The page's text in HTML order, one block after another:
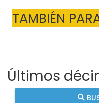
TAMBIÉN
Últimos